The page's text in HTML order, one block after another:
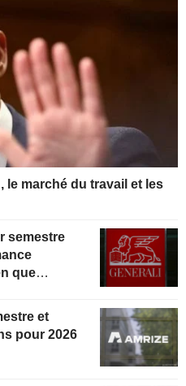
le marché du travail et les
que
et
pour 2026